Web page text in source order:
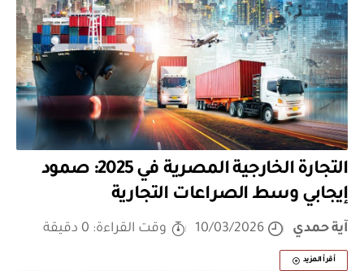
التجارة الخارجية المصرية في 2025: صمود
إيجابي وسط الصراعات التجارية
آية حمدي 10/03/2026 وقت القراءة: 0 دقيقة
أقرأ المزيد